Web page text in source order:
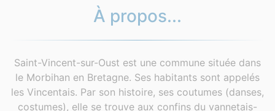
À propos...
Saint-Vincent-sur-Oust est une commune située dans
le Morbihan en Bretagne. Ses habitants sont appelés
les Vincentais. Par son histoire, ses coutumes (danses,
costumes), elle se trouve aux confins du vannetais-